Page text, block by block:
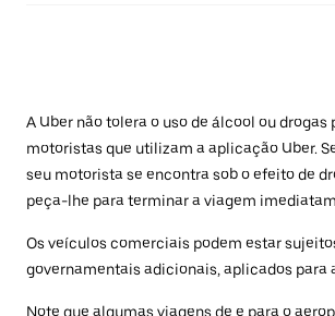
A Uber não tolera o uso de álcool ou drogas
motoristas que utilizam a aplicação Uber.
seu motorista se encontra sob o efeito de
peça-lhe para terminar a viagem
Os veículos comerciais podem estar
governamentais adicionais, aplicados para
Note que algumas viagens de e para o